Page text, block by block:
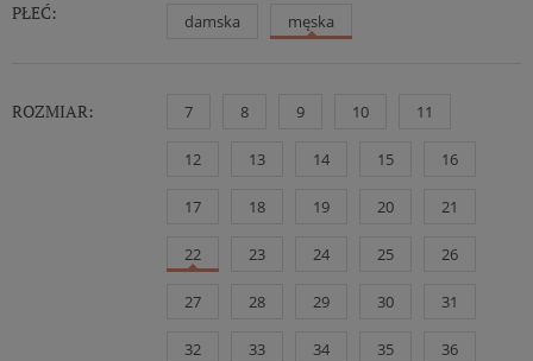
PŁEĆ: damska męska
ROZMIAR: 7 8 9 10 11
12 13 14 15 16
17 18 19 20 21
22 23 24 25 26
27 28 29 30 31
32 33 34 35 36